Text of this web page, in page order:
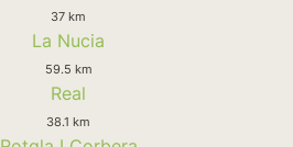
37 km
La Nucia
59.5 km
Real
38.1 km